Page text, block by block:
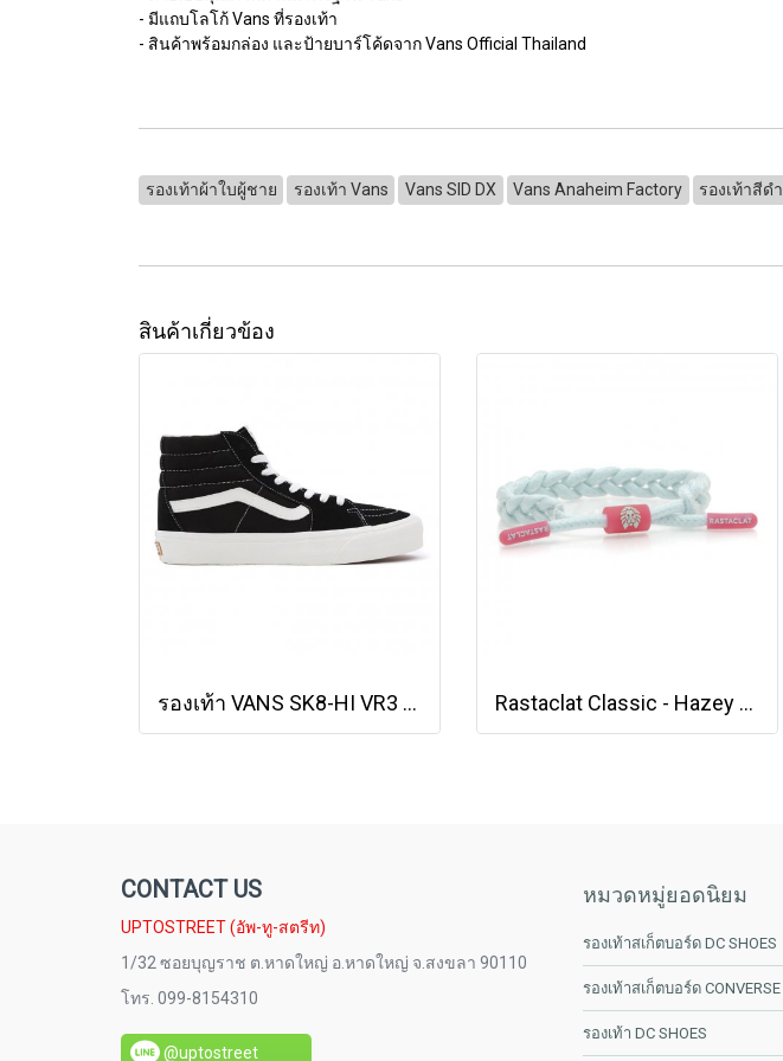
- มีแถบโลโก้ Vans ที่รองเท้า
- สินค้าพร้อมกล่อง และป้ายบาร์โค้ดจาก Vans Official Thailand
รองเท้าผ้าใบผู้ชาย รองเท้า Vans Vans SID DX Vans Anaheim Factory รองเท้าสีดำ
สินค้าเกี่ยวข้อง
รองเท้า VANS SK8-HI VR3 - Black/Marshmallow [VN0005UN1KP] Rastaclat Classic - Hazey Hues - Mist [11200185]
CONTACT US
UPTOSTREET (อัพ-ทู-สตรีท)
1/32 ซอยบุญราช ต.หาดใหญ่ อ.หาดใหญ่ จ.สงขลา 90110
โทร. 099-8154310
@uptostreet
หมวดหมู่ยอดนิยม
รองเท้าสเก็ตบอร์ด DC SHOES
รองเท้าสเก็ตบอร์ด CONVERSE
รองเท้า DC SHOES